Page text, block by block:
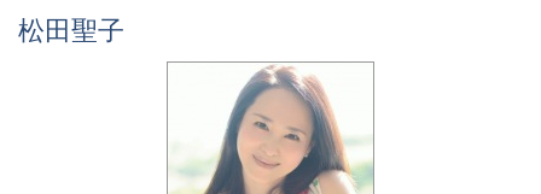
松田聖子